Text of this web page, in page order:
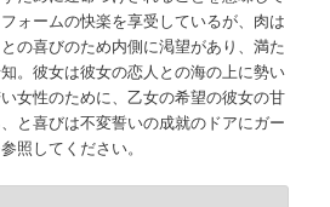
ォームの快楽を享受しているが、肉は
の喜びのため内側に渇望があり、満た
。彼女は彼女の恋人との海の上に勢い
女性のために、乙女の希望の彼女の甘
と喜びは不変誓いの成就のドアにガー
照してください。